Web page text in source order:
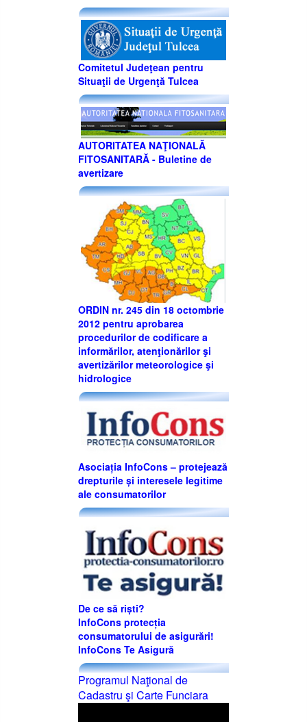
Comitetul Judeţean pentru
Situaţii de Urgenţă Tulcea
AUTORITATEA NAŢIONALĂ
FITOSANITARĂ - Buletine de
avertizare
ORDIN nr. 245 din 18 octombrie
2012 pentru aprobarea
procedurilor de codificare a
informărilor, atenţionărilor şi
avertizărilor meteorologice şi
hidrologice
Asociația InfoCons – protejează
drepturile și interesele legitime
ale consumatorilor
De ce să riști?
InfoCons protecția
consumatorului de asigurări!
InfoCons Te Asigură
Programul Naţional de
Cadastru şi Carte Funciara